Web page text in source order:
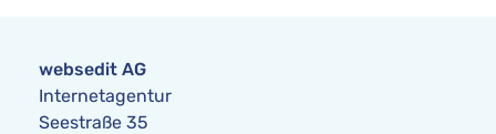
websedit AG
Internetagentur
Seestraße 35